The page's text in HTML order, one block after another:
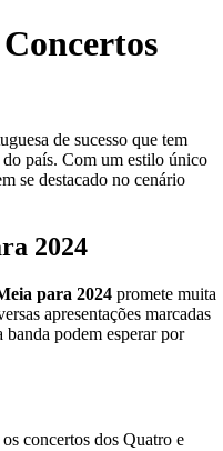
de sucesso que tem
país. Com um estilo único
se destacado no cenário
2024
para 2024 promete muita
apresentações marcadas
banda podem esperar por
os concertos dos Quatro e